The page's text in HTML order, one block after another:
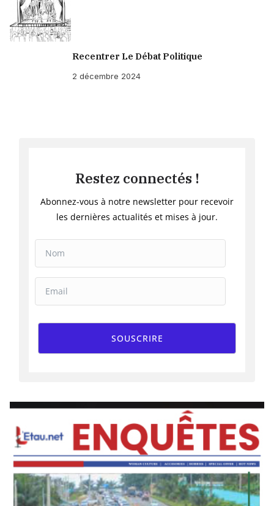
Recentrer Le Débat Politique
2 décembre 2024
Restez connectés !
Abonnez-vous à notre newsletter pour recevoir
les dernières actualités et mises à jour.
SOUSCRIRE